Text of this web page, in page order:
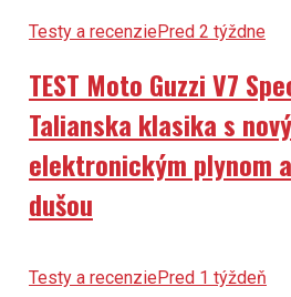
Testy a recenziePred 2 týždne
TEST Moto Guzzi V7
Talianska klasika s
elektronickým plynom
dušou
Testy a recenziePred 1 týždeň